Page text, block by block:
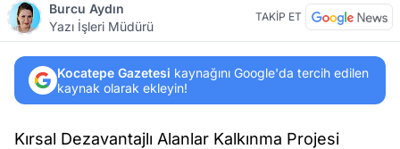
Burcu Aydın
Yazı İşleri Müdürü
TAKİP ET
Kocatepe Gazetesi kaynağını Google'da tercih edilen
kaynak olarak ekleyin!
Kırsal Dezavantajlı Alanlar Kalkınma Projesi